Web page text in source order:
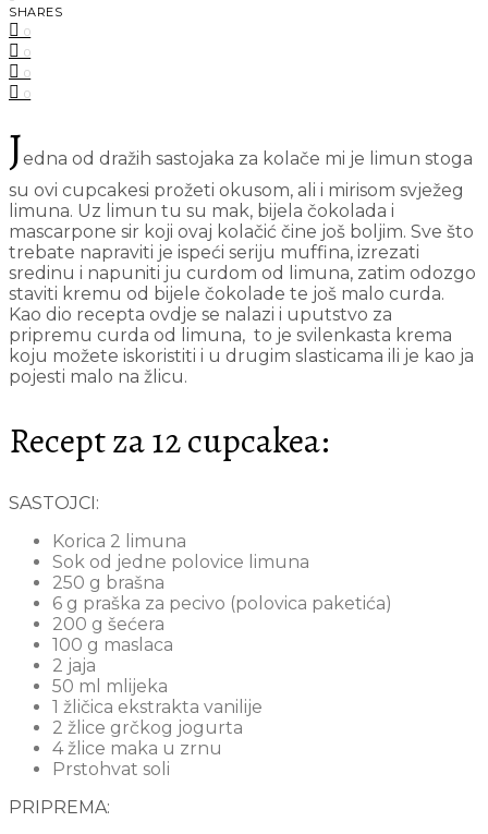
SHARES
0
0
0
0
Jedna od dražih sastojaka za kolače mi je limun stoga
su ovi cupcakesi prožeti okusom, ali i mirisom svježeg
limuna. Uz limun tu su mak, bijela čokolada i
mascarpone sir koji ovaj kolačić čine još boljim. Sve što
trebate napraviti je ispeći seriju muffina, izrezati
sredinu i napuniti ju curdom od limuna, zatim odozgo
staviti kremu od bijele čokolade te još malo curda.
Kao dio recepta ovdje se nalazi i uputstvo za
pripremu curda od limuna, to je svilenkasta krema
koju možete iskoristiti i u drugim slasticama ili je kao ja
pojesti malo na žlicu.
Recept za 12 cupcakea:
SASTOJCI:
Korica 2 limuna
Sok od jedne polovice limuna
250 g brašna
6 g praška za pecivo (polovica paketića)
200 g šećera
100 g maslaca
2 jaja
50 ml mlijeka
1 žličica ekstrakta vanilije
2 žlice grčkog jogurta
4 žlice maka u zrnu
Prstohvat soli
PRIPREMA: